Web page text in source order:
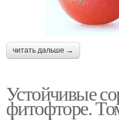
читать дальше →
Устойчивые
фитофторе.